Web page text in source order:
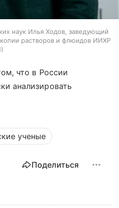
наук Илья Ходов, заведующий
растворов и флюидов ИИХР
что в России
анализировать
ученые
Поделиться